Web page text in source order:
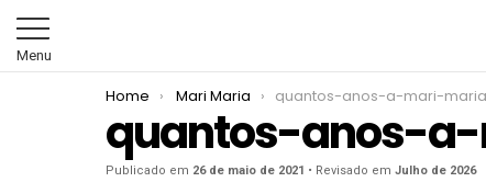
Menu
You are here:
Home Mari Maria quantos-anos-a-mari-
quantos-anos-
Publicado em 26 de maio de 2021 • Revisado em Julho de 2026